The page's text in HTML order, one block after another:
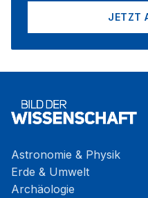
JETZT
Astronomie & Physik
Erde & Umwelt
Archäologie